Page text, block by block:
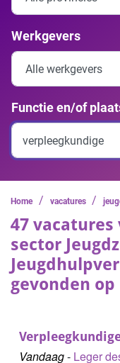
Werkgevers
Functie en/of
Home / vacatures /
47
sector
gevonden
Vandaag- Leger